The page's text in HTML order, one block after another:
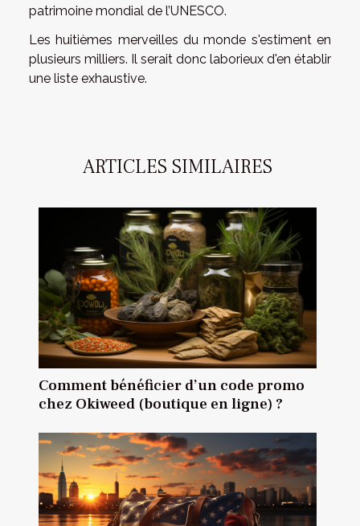
patrimoine mondial de l’UNESCO.
Les huitièmes merveilles du monde s'estiment en
plusieurs milliers. Il serait donc laborieux d'en établir
une liste exhaustive.
ARTICLES SIMILAIRES
Comment bénéficier d’un code promo
chez Okiweed (boutique en ligne) ?